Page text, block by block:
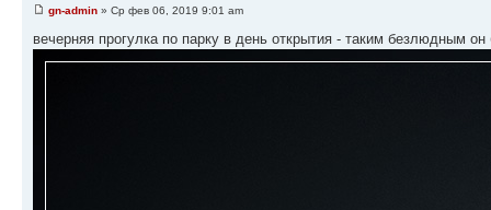
gn-admin » Ср фев 06, 2019 9:01 am
вечерняя прогулка по парку в день открытия - таким безлюдным